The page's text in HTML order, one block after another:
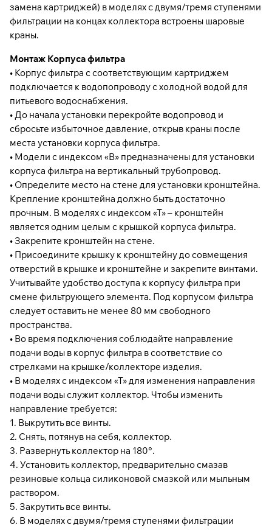
замена картриджей) в моделях с двумя/тремя ступенями
фильтрации на концах коллектора встроены шаровые
краны.
Монтаж Корпуса фильтра
• Корпус фильтра с соответствующим картриджем
подключается к водопопроводу с холодной водой для
питьевого водоснабжения.
• До начала установки перекройте водопровод и
сбросьте избыточное давление, открыв краны после
места установки корпуса фильтра.
• Модели с индексом «В» предназначены для установки
корпуса фильтра на вертикальный трубопровод.
• Определите место на стене для установки кронштейна.
Крепление кронштейна должно быть достаточно
прочным. В моделях с индексом «Т» – кронштейн
является одним целым с крышкой корпуса фильтра.
• Закрепите кронштейн на стене.
• Присоедините крышку к кронштейну до совмещения
отверстий в крышке и кронштейне и закрепите винтами.
Учитывайте удобство доступа к корпусу фильтра при
смене фильтрующего элемента. Под корпусом фильтра
следует оставить не менее 80 мм свободного
пространства.
• Во время подключения соблюдайте направление
подачи воды в корпус фильтра в соответствие со
стрелками на крышке/коллекторе изделия.
• В моделях с индексом «Т» для изменения направления
подачи воды служит коллектор. Чтобы изменить
направление требуется:
1. Выкрутить все винты.
2. Снять, потянув на себя, коллектор.
3. Развернуть коллектор на 180°.
4. Установить коллектор, предварительно смазав
резиновые кольца силиконовой смазкой или мыльным
раствором.
5. Закрутить все винты.
6. В моделях с двумя/тремя ступенями фильтрации